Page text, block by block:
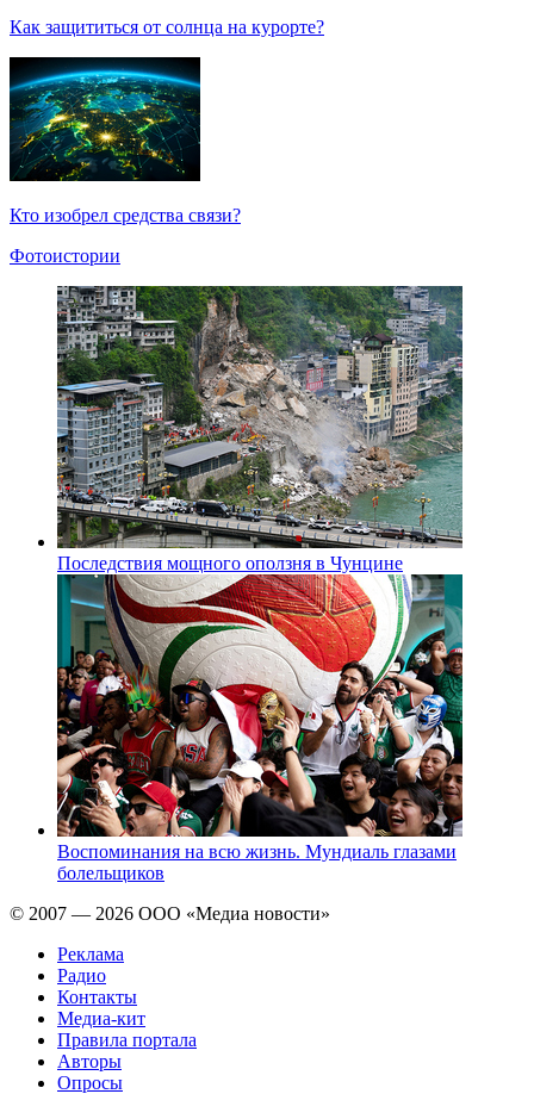
Как защититься от солнца на курорте?
Кто изобрел средства связи?
Фотоистории
Последствия мощного оползня в Чунцине
Воспоминания на всю жизнь. Мундиаль глазами
болельщиков
© 2007 — 2026 ООО «Медиа новости»
Реклама
Радио
Контакты
Медиа-кит
Правила портала
Авторы
Опросы